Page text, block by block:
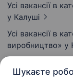
Шукаєте
Усі вакансії в
у Калуші
Усі вакансії в
виробництво» у